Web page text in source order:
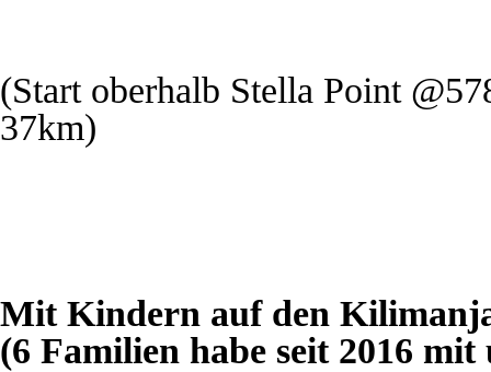
(Start oberhalb Stella Point
37km)
Mit Kindern auf den
(6 Familien habe seit 2016